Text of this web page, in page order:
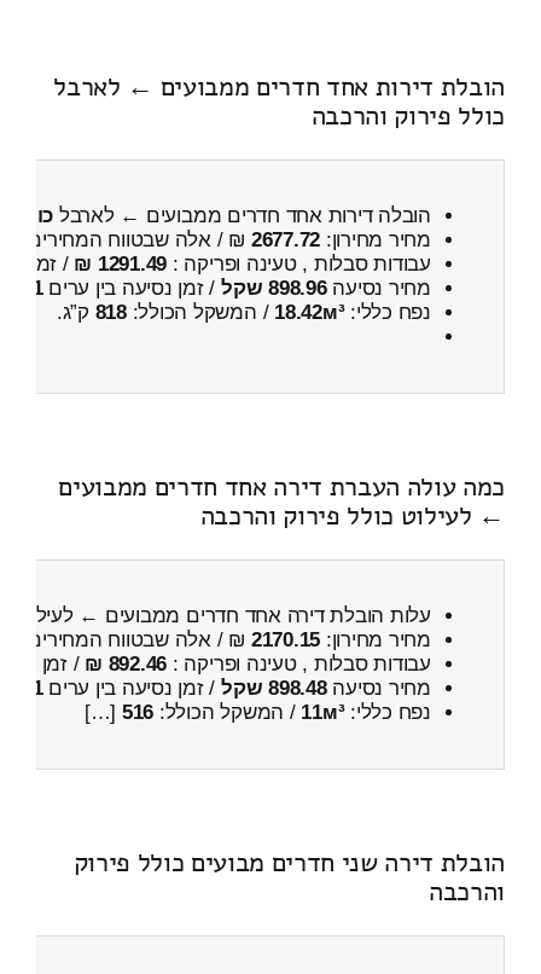
הובלת דירות אחד חדרים ממבועים ← לארבל
כולל פירוק והרכבה
הובלה דירות אחד חדרים ממבועים ← לארבל כולל
מחיר מחירון: 2677.72 ₪ / אלה שבטווח המחירים
עבודות סבלות , טעינה ופריקה : 1291.49 ₪ / זמן :
מחיר נסיעה898.96 שקל / זמן נסיעה בין ערים1 שעות , 13 דקות
נפח כללי:18.42м³ / המשקל הכולל:818 ק”ג.
כמה עולה העברת דירה אחד חדרים ממבועים
← לעילוט כולל פירוק והרכבה
עלות הובלת דירה אחד חדרים ממבועים ← לעילוט
מחיר מחירון: 2170.15 ₪ / אלה שבטווח המחירים
עבודות סבלות , טעינה ופריקה : 892.46 ₪ / זמן :
מחיר נסיעה898.48 שקל / זמן נסיעה בין ערים1 שעות , 13 דקות
נפח כללי:11м³ / המשקל הכולל: 516
[…]
הובלת דירה שני חדרים מבועים כולל פירוק
והרכבה